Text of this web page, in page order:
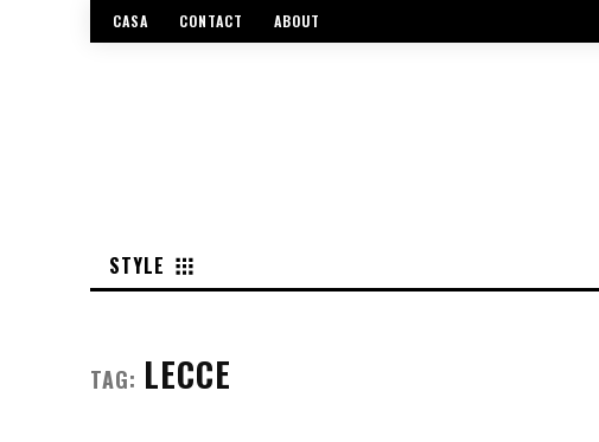
CASA CONTACT ABOUT
STYLE
TAG: LECCE